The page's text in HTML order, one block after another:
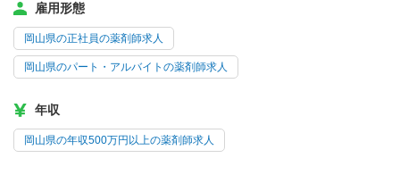
雇用形態
岡山県の正社員の薬剤師求人
岡山県のパート・アルバイトの薬剤師求人
年収
岡山県の年収500万円以上の薬剤師求人